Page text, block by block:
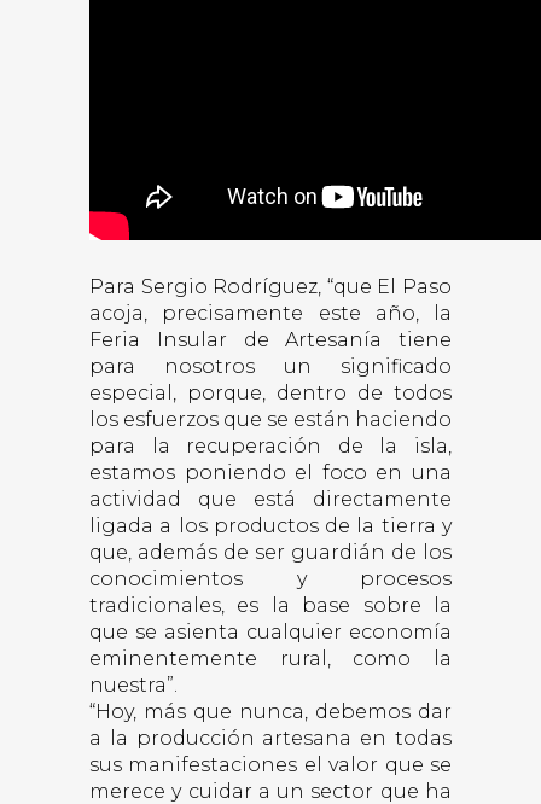
Para Sergio Rodríguez, “que El Paso
acoja, precisamente este año, la
Feria Insular de Artesanía tiene
para nosotros un significado
especial, porque, dentro de todos
los esfuerzos que se están haciendo
para la recuperación de la isla,
estamos poniendo el foco en una
actividad que está directamente
ligada a los productos de la tierra y
que, además de ser guardián de los
conocimientos y procesos
tradicionales, es la base sobre la
que se asienta cualquier economía
eminentemente rural, como la
nuestra”.
“Hoy, más que nunca, debemos dar
a la producción artesana en todas
sus manifestaciones el valor que se
merece y cuidar a un sector que ha